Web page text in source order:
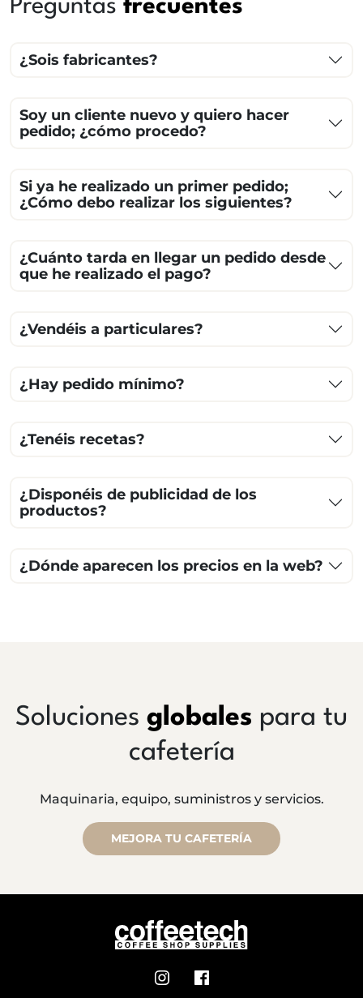
Preguntas frecuentes
¿Sois fabricantes?
Soy un cliente nuevo y quiero hacer
pedido; ¿cómo procedo?
Si ya he realizado un primer pedido;
¿Cómo debo realizar los siguientes?
¿Cuánto tarda en llegar un pedido desde
que he realizado el pago?
¿Vendéis a particulares?
¿Hay pedido mínimo?
¿Tenéis recetas?
¿Disponéis de publicidad de los
productos?
¿Dónde aparecen los precios en la web?
Soluciones globales para tu
cafetería
Maquinaria, equipo, suministros y servicios.
MEJORA TU CAFETERÍA